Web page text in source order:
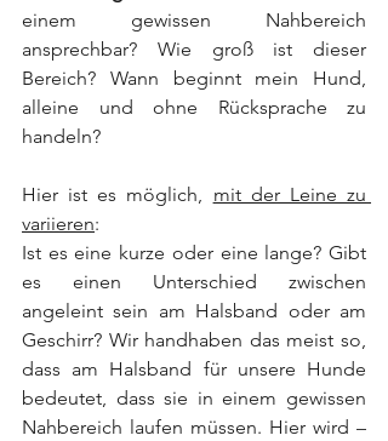
einem gewissen Nahbereich
ansprechbar? Wie groß ist dieser
Bereich? Wann beginnt mein Hund,
alleine und ohne Rücksprache zu
handeln?
Hier ist es möglich, mit der Leine zu
variieren:
Ist es eine kurze oder eine lange? Gibt
es einen Unterschied zwischen
angeleint sein am Halsband oder am
Geschirr? Wir handhaben das meist so,
dass am Halsband für unsere Hunde
bedeutet, dass sie in einem gewissen
Nahbereich laufen müssen. Hier wird –